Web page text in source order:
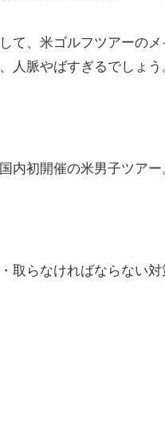
て、米ゴルフツアーの
人脈やばすぎるでしょう
内初開催の米男子ツア
取らなければならない